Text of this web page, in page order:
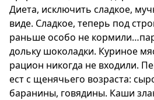
Диета, исключить сладкое,
виде. Сладкое, теперь под
раньше особо не
дольку шоколадки. Куриное
рацион никогда не входили.
ест с щенячьего возраста:
баранины, говядины. Каши